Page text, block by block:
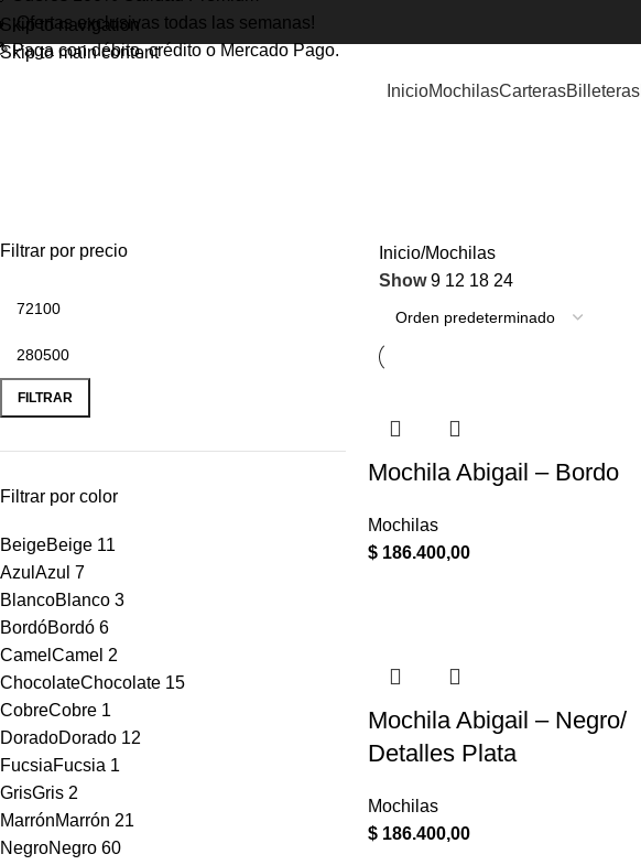
Skip to navigation
Skip to main content
¡Ofertas exclusivas todas las semanas!
Paga con débito, crédito o Mercado Pago.
InicioMochilasCarterasBilleteras
Filtrar por precio
FILTRAR
Filtrar por color
BeigeBeige 11
Azul Azul 7
BlancoBlanco 3
BordóBordó 6
Camel Camel 2
ChocolateChocolate 15
CobreCobre 1
DoradoDorado 12
FucsiaFucsia 1
GrisGris 2
MarrónMarrón 21
NegroNegro 60
Inicio Mochilas
Show9 12 18 24
Mochila Abigail – Bordo
Mochilas
$186.400,00
Mochila Abigail – Negro/
Detalles Plata
Mochilas
$186.400,00